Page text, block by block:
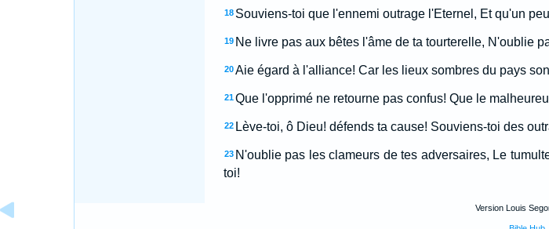
18 Souviens-toi que l'ennemi outrage l'Eternel, Et qu'un
19 Ne livre pas aux bêtes l'âme de ta tourterelle, N'oublie
20 Aie égard à l'alliance! Car les lieux sombres du pays
21 Que l'opprimé ne retourne pas confus! Que le
22 Lève-toi, ô Dieu! défends ta cause! Souviens-toi des
23 N'oublie pas les clameurs de tes adversaires, Le
toi!
Version Louis